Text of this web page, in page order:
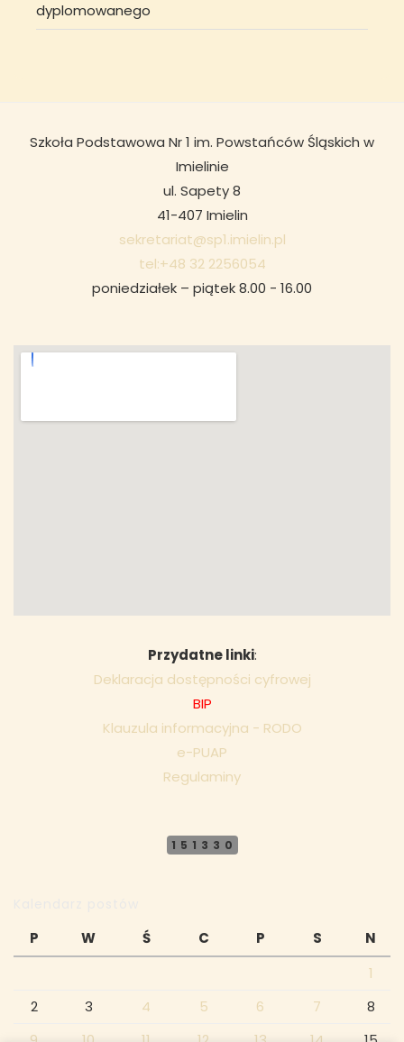
dyplomowanego
Szkoła Podstawowa Nr 1 im. Powstańców Śląskich w
Imielinie
ul. Sapety 8
41-407 Imielin
sekretariat@sp1.imielin.pl
tel:+48 32 2256054
poniedziałek – piątek 8.00 - 16.00
Przydatne linki:
Deklaracja dostępności cyfrowej
BIP
Klauzula informacyjna - RODO
e-PUAP
Regulaminy
151330
P W Ś C P S
N
1
2
3 4 5 6 7
8